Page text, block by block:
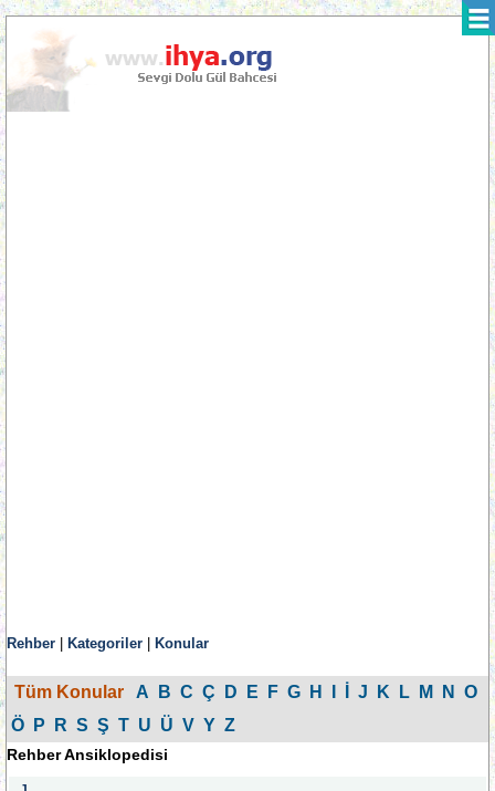
Rehber Kategoriler Konular
Tüm Konular A B C Ç D E F G H J K L M N
O
Ö
P R S Ş T U Ü V Y Z
Rehber Ansiklopedisi